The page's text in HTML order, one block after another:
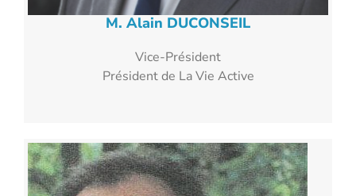
M. Alain DUCONSEIL
Vice-Président
Président de La Vie Active